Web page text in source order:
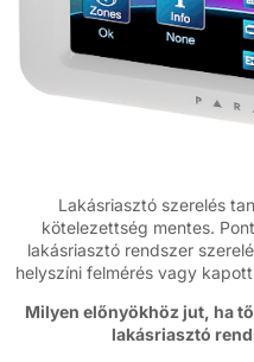
Lakásriasztó szerelés
kötelezettség mentes.
lakásriasztó rendszer
helyszíni felmérés vagy
Milyen előnyökhöz jut, ha
lakásriasztó